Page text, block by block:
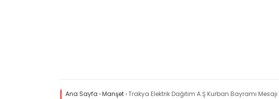
Ana Sayfa ›Manşet›Trakya Elektrik Dağıtım A.Ş Kurban Bayramı Mesajı